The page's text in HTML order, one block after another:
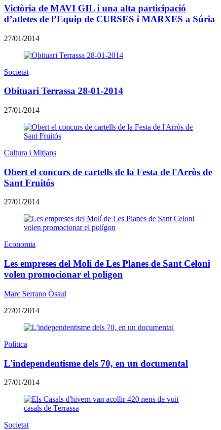
Victòria de MAVI GIL i una alta participació
d’atletes de l’Equip de CURSES i MARXES a Súria
27/01/2014
Societat
Obituari Terrassa 28-01-2014
27/01/2014
Cultura i Mitjans
Obert el concurs de cartells de la Festa de l'Arròs de
Sant Fruitós
27/01/2014
Economia
Les empreses del Molí de Les Planes de Sant Celoni
volen promocionar el polígon
Marc Serrano Òssul
27/01/2014
Política
L'independentisme dels 70, en un documental
27/01/2014
Societat